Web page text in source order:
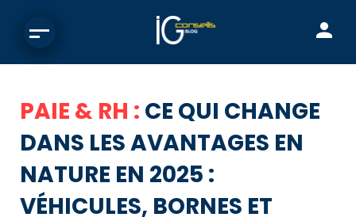
PAIE & RH : CE QUI CHANGE
DANS LES AVANTAGES EN
NATURE EN 2025 :
VÉHICULES, BORNES ET